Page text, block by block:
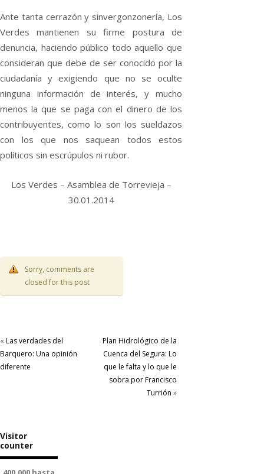
Ante tanta cerrazón y sinvergonzonería, Los
Verdes mantienen su firme postura de
denuncia, haciendo público todo aquello que
consideran que debe de ser conocido por la
ciudadanía y exigiendo que no se oculte
ninguna información de interés, y mucho
menos la que se paga con el dinero de los
contribuyentes, como lo son los sueldazos
con los que nos saquean todos estos
políticos sin escrúpulos ni rubor.
Los Verdes – Asamblea de Torrevieja –
30.01.2014
Sorry, comments are
closed for this post
« Las verdades del
Barquero: Una opinión
diferente
Plan Hidrológico de la
Cuenca del Segura: Lo
que le falta y lo que le
sobra por Francisco
Turrión »
Visitor
counter